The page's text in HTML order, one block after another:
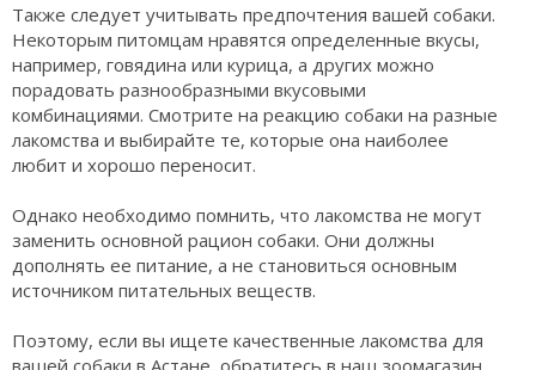
Также следует учитывать предпочтения вашей собаки.
Некоторым питомцам нравятся определенные вкусы,
например, говядина или курица, а других можно
порадовать разнообразными вкусовыми
комбинациями. Смотрите на реакцию собаки на разные
лакомства и выбирайте те, которые она наиболее
любит и хорошо переносит.
Однако необходимо помнить, что лакомства не могут
заменить основной рацион собаки. Они должны
дополнять ее питание, а не становиться основным
источником питательных веществ.
Поэтому, если вы ищете качественные лакомства для
вашей собаки в Астане, обратитесь в наш зоомагазин